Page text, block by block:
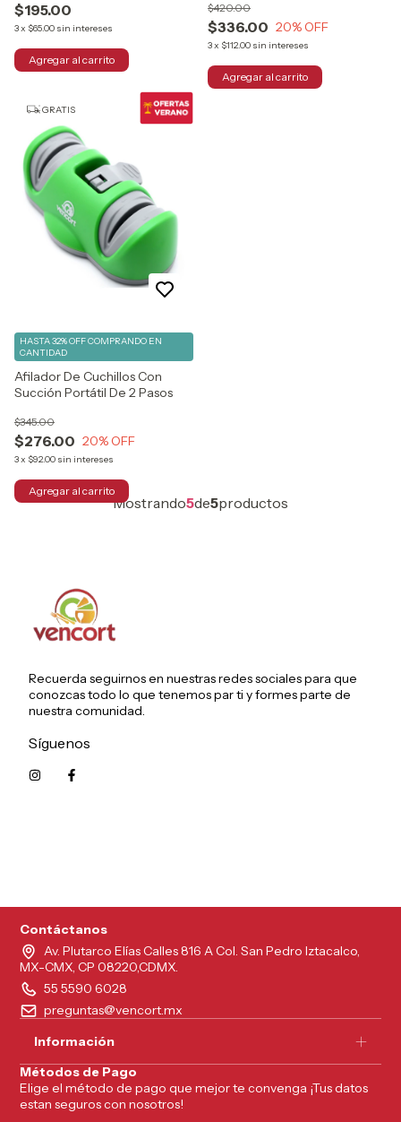
$195.00
3x $65.00 sin intereses $336.00
$420.00
20% OFF
3x $112.00 sin intereses
GRATIS
Afilador De Cuchillos Con
Succión Portátil De 2 Pasos
$276.00
$345.00
20% OFF
3x $92.00 sin intereses
HASTA 32% OFFCOMPRANDO EN
CANTIDAD
Mostrando5de5productos
Recuerda seguirnos en nuestras redes sociales para que
conozcas todo lo que tenemos par ti y formes parte de
nuestra comunidad.
Síguenos
Contáctanos
Av. Plutarco Elías Calles 816 A Col. San Pedro Iztacalco,
MX-CMX, CP 08220,CDMX.
55 5590 6028
preguntas@vencort.mx
Información
Métodos de Pago
Elige el método de pago que mejor te convenga ¡Tus datos
estan seguros con nosotros!